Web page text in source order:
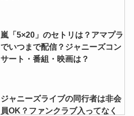
嵐「5×20」のセトリは？アマプラ
でいつまで配信？ジャニーズコン
サート・番組・映画は？
ジャニーズライブの同行者は非会
員OK？ファンクラブ入ってなく